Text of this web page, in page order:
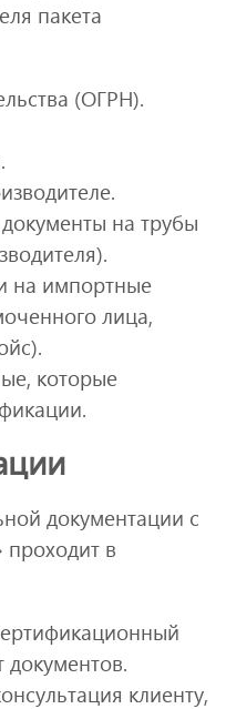
пакета
(ОГРН).
на трубы
на импортные
лица,
которые
документации с
в
документов.
клиенту,